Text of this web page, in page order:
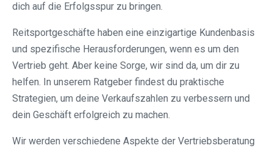
dich auf die Erfolgsspur zu bringen.
Reitsportgeschäfte haben eine einzigartige Kundenbasis
und spezifische Herausforderungen, wenn es um den
Vertrieb geht. Aber keine Sorge, wir sind da, um dir zu
helfen. In unserem Ratgeber findest du praktische
Strategien, um deine Verkaufszahlen zu verbessern und
dein Geschäft erfolgreich zu machen.
Wir werden verschiedene Aspekte der Vertriebsberatung